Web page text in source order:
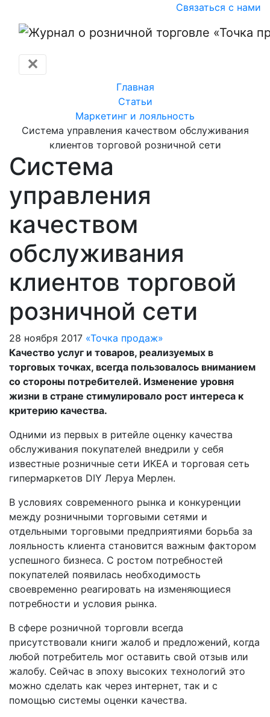
Связаться с нами
✕
Главная
Статьи
Маркетинг и лояльность
Система управления качеством обслуживания
клиентов торговой розничной сети
Система
управления
качеством
обслуживания
клиентов торговой
розничной сети
28 ноября 2017 «Точка продаж»
Качество услуг и товаров, реализуемых в
торговых точках, всегда пользовалось вниманием
со стороны потребителей. Изменение уровня
жизни в стране стимулировало рост интереса к
критерию качества.
Одними из первых в ритейле оценку качества
обслуживания покупателей внедрили у себя
известные розничные сети ИКЕА и торговая сеть
гипермаркетов DIY Леруа Мерлен.
В условиях современного рынка и конкуренции
между розничными торговыми сетями и
отдельными торговыми предприятиями борьба за
лояльность клиента становится важным фактором
успешного бизнеса. С ростом потребностей
покупателей появилась необходимость
своевременно реагировать на изменяющиеся
потребности и условия рынка.
В сфере розничной торговли всегда
присутствовали книги жалоб и предложений, когда
любой потребитель мог оставить свой отзыв или
жалобу. Сейчас в эпоху высоких технологий это
можно сделать как через интернет, так и с
помощью системы оценки качества.